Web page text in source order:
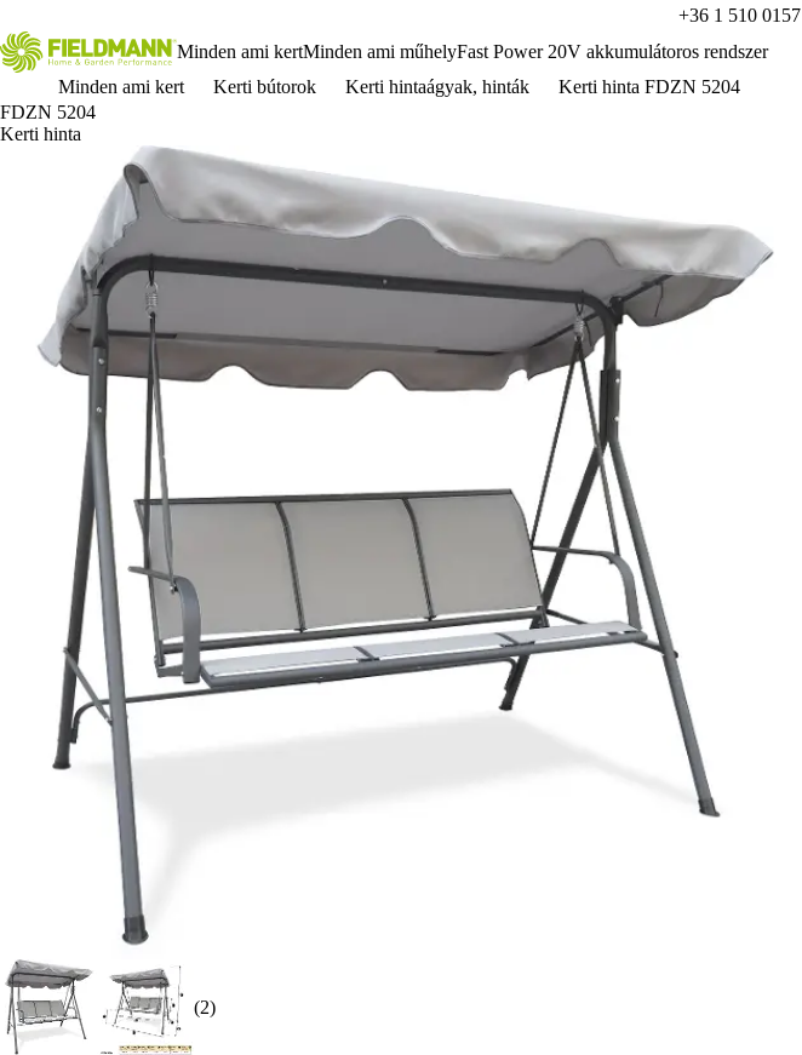
+36 1 510 0157
Minden ami kertMinden ami műhelyFast Power 20V akkumulátoros rendszer
Minden ami kert
Kerti bútorok Kerti hintaágyak, hinták
Kerti hinta FDZN 5204
FDZN 5204
Kerti hinta
(2)